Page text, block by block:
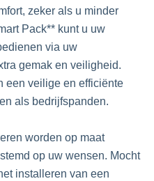
zeker als u minder
Pack** kunt u uw
via uw
gemak en veiligheid.
een veilige en efficiënte
als bedrijfspanden.
worden op maat
op uw wensen. Mocht
installeren van een